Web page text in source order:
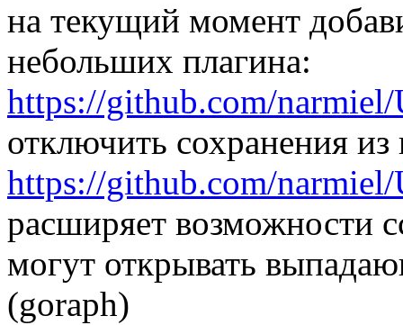
на текущий момент
небольших плагина:
https://github.com/
отключить сохранения
https://github.com/
расширяет возможности
могут открывать
(goraph)